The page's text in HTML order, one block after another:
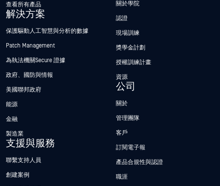
查看所有產品
解決方案
保護驅動人工智慧與分析的數據
Patch Management
為執法機關Secure 證據
政府、國防與情報
美國聯邦政府
能源
金融
製造業
支援與服務
聯繫支持人員
創建案例
關於學院
認證
現場訓練
獎學金計劃
授權訓練計畫
資源
公司
關於
管理團隊
客戶
訂閱電子報
產品合規性與認證
職涯